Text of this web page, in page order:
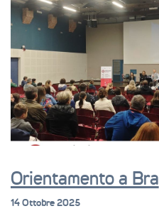
Orientamento a Bra
14 Ottobre 2025